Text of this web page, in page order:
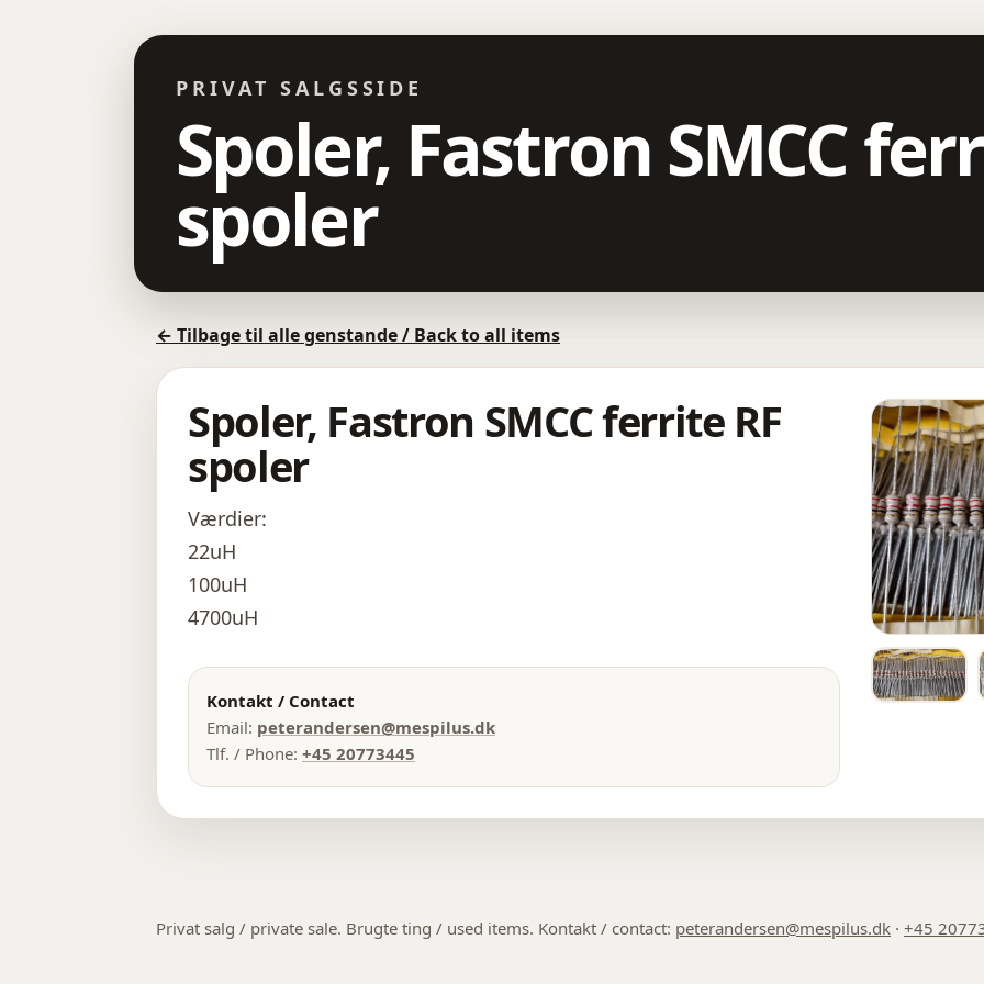
PRIVAT SALGSSIDE
Spoler, Fastron SMCC
spoler
← Tilbage til alle genstande / Back to all items
Spoler, Fastron SMCC ferrite RF
spoler
Værdier:
22uH
100uH
4700uH
Kontakt / Contact
Email: peterandersen@mespilus.dk
Tlf. / Phone: +45 20773445
Privat salg / private sale. Brugte ting / used items. Kontakt / contact: peterandersen@mespilus.dk · +45